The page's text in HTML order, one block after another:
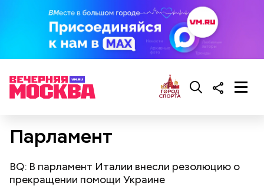
Парламент
BQ: В парламент Италии внесли резолюцию о
прекращении помощи Украине